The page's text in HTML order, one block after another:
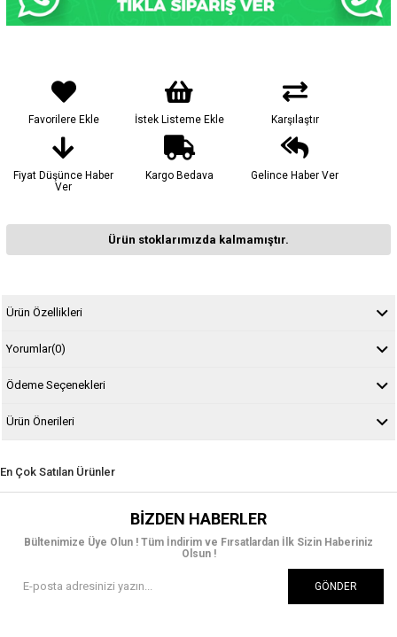
Favorilere Ekle İstek Listeme Ekle Karşılaştır
Fiyat Düşünce Haber
Ver
Kargo Bedava Gelince Haber Ver
Ürün stoklarımızda kalmamıştır.
Ürün Özellikleri
Yorumlar(0)
Ödeme Seçenekleri
Ürün Önerileri
En Çok Satılan Ürünler
BIZDEN HABERLER
Bültenimize Üye Olun ! Tüm İndirim ve Fırsatlardan İlk Sizin Haberiniz
Olsun !
GÖNDER